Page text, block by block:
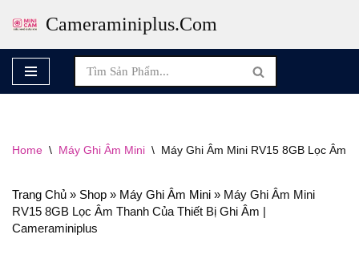
To
Content
Cameraminiplus.com
Home \ Máy Ghi Âm Mini \ Máy Ghi Âm Mini RV15 8GB Lọc Âm
Trang Chủ » Shop » Máy Ghi Âm Mini » Máy Ghi Âm Mini
RV15 8GB Lọc Âm Thanh Của Thiết Bị Ghi Âm |
Cameraminiplus